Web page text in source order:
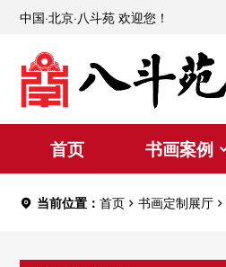
中国·北京·八斗苑 欢迎您！
首页 书画案例
当前位置： 首页 书画定制展厅